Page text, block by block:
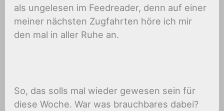
als ungelesen im Feedreader, denn auf einer
meiner nächsten Zugfahrten höre ich mir
den mal in aller Ruhe an.
So, das solls mal wieder gewesen sein für
diese Woche. War was brauchbares dabei?